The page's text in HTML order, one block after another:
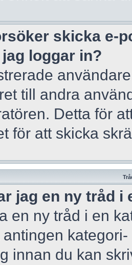
skicka e-
loggar in?
till andra
Detta för
för att skicka
jag en ny tråd i
en ny tråd i en
innan du kan